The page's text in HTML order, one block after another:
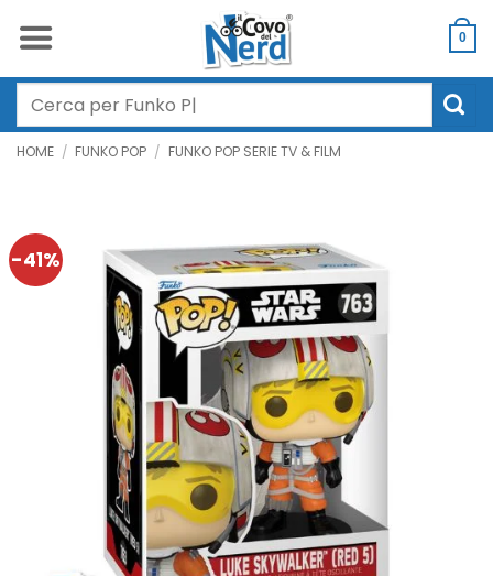
0
Cerca:
HOME / FUNKO POP / FUNKO POP SERIE TV & FILM
-41%